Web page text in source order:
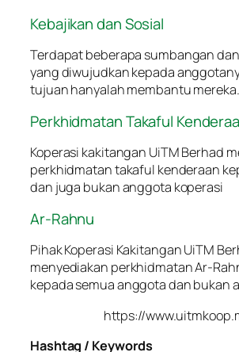
Kebajikan dan Sosial
Terdapat beberapa sumbangan
yang diwujudkan kepada
tujuan hanyalah membantu mereka.
Perkhidmatan Takaful
Koperasi kakitangan UiTM Berhad
perkhidmatan takaful kenderaan
dan juga bukan anggota koperasi
Ar-Rahnu
Pihak Koperasi Kakitangan UiTM
menyediakan perkhidmatan Ar-
kepada semua anggota dan bukan
https://
Hashtag / Keywords